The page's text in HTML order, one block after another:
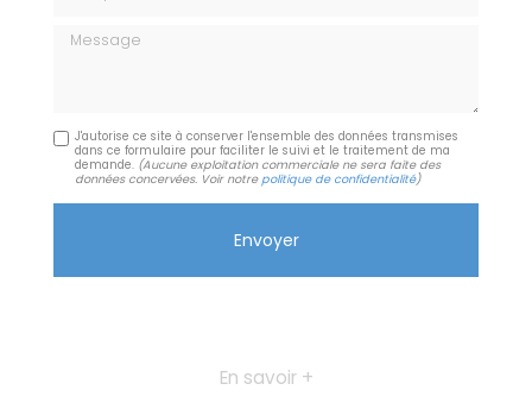
Message
J'autorise ce site à conserver l'ensemble des données transmises
dans ce formulaire pour faciliter le suivi et le traitement de ma
demande. (Aucune exploitation commerciale ne sera faite des
données concervées. Voir notre politique de confidentialité)
En savoir +